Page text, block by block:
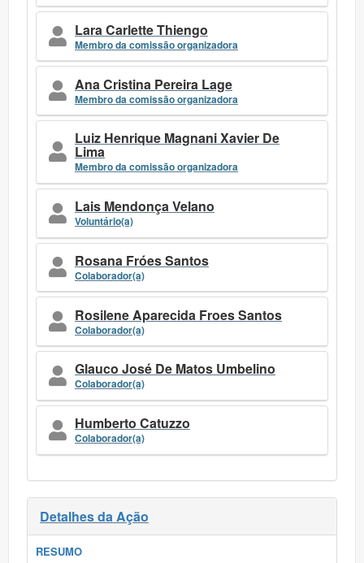
Lara Carlette Thiengo
Membro da comissão organizadora
Ana Cristina Pereira Lage
Membro da comissão organizadora
Luiz Henrique Magnani Xavier De
Lima
Membro da comissão organizadora
Lais Mendonça Velano
Voluntário(a)
Rosana Fróes Santos
Colaborador(a)
Rosilene Aparecida Froes Santos
Colaborador(a)
Glauco José De Matos Umbelino
Colaborador(a)
Humberto Catuzzo
Colaborador(a)
Detalhes da Ação
RESUMO